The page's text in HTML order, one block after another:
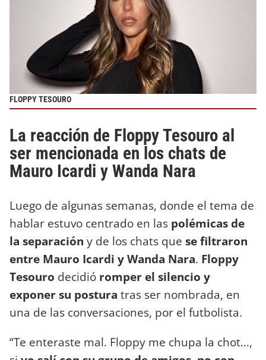
FLOPPY TESOURO
La reacción de Floppy Tesouro al
ser mencionada en los chats de
Mauro Icardi y Wanda Nara
Luego de algunas semanas, donde el tema de
hablar estuvo centrado en las polémicas de
la separación y de los chats que se filtraron
entre Mauro Icardi y Wanda Nara. Floppy
Tesouro decidió romper el silencio y
exponer su postura tras ser nombrada, en
una de las conversaciones, por el futbolista.
“Te enteraste mal. Floppy me chupa la chot…,